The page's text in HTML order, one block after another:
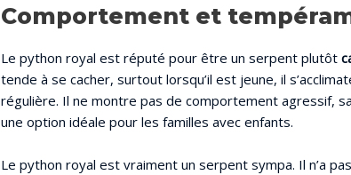
Comportement et
Le python royal est réputé pour être un serpent plutôt
tende à se cacher, surtout lorsqu’il est jeune, il
régulière. Il ne montre pas de comportement agressif,
une option idéale pour les familles avec enfants.
Le python royal est vraiment un serpent sympa. Il n’a